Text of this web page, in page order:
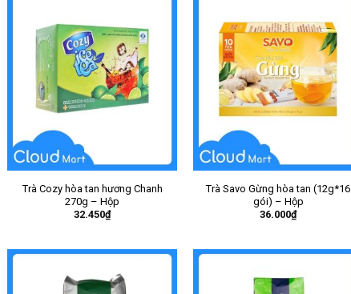
Trà Cozy hòa tan hương Chanh
270g – Hộp
32.450₫
Trà Savo Gừng hòa tan (12g*16
gói) – Hộp
36.000₫